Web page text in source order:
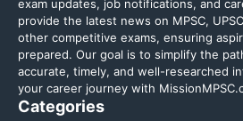
exam updates, job notifications, and
provide the latest news on MPSC,
other competitive exams, ensuring
prepared. Our goal is to simplify the
accurate, timely, and well-researched
your career journey with
Categories